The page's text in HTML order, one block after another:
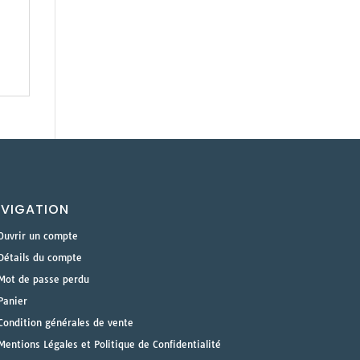
un compte
du compte
de passe perdu
générales de vente
Légales et Politique de Confidentialité